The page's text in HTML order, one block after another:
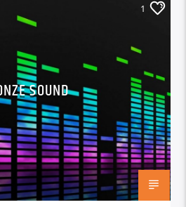
1
SOUND